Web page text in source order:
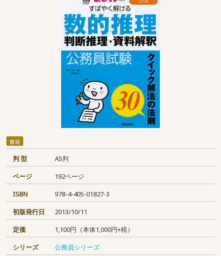
書籍
判 型
A5判
ページ
192ページ
ISBN
978-4-405-01827-3
初版発行日
2013/10/11
定価
1,100円（本体1,000円+税）
シリーズ
公務員シリーズ